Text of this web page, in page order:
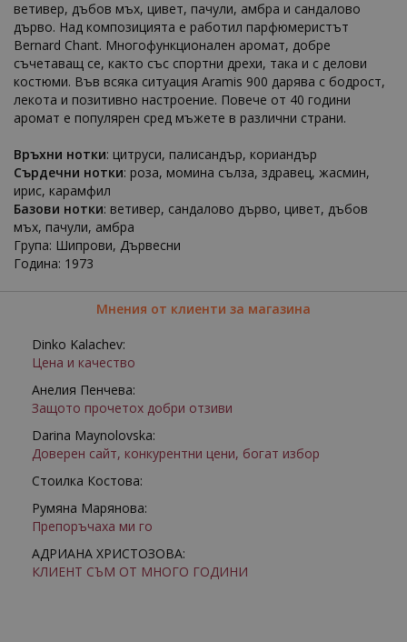
ветивер, дъбов мъх, цивет, пачули, амбра и сандалово
дърво. Над композицията е работил парфюмеристът
Bernard Chant. Многофункционален аромат, добре
съчетаващ се, както със спортни дрехи, така и с делови
костюми. Във всяка ситуация Aramis 900 дарява с бодрост,
лекота и позитивно настроение. Повече от 40 години
аромат е популярен сред мъжете в различни страни.
Връхни нотки: цитруси, палисандър, кориандър
Сърдечни нотки: роза, момина сълза, здравец, жасмин,
ирис, карамфил
Базови нотки: ветивер, сандалово дърво, цивет, дъбов
мъх, пачули, амбра
Група: Шипрови, Дървесни
Година: 1973
Мнения от клиенти за магазина
Dinko Kalachev:
Цена и качество
Анелия Пенчева:
Защото прочетох добри отзиви
Darina Maynolovska:
Доверен сайт, конкурентни цени, богат избор
Стоилка Костова:
Румяна Марянова:
Препоръчаха ми го
АДРИАНА ХРИСТОЗОВА:
КЛИЕНТ СЪМ ОТ МНОГО ГОДИНИ